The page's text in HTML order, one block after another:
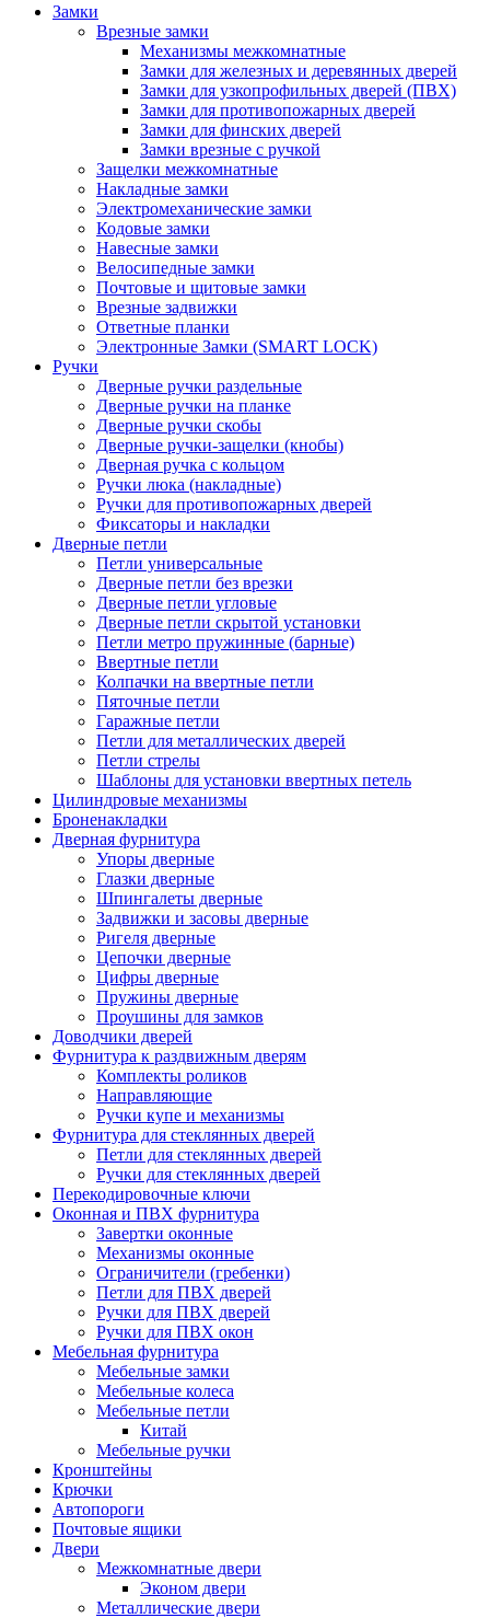
Замки
Врезные замки
Механизмы межкомнатные
Замки для железных и деревянных дверей
Замки для узкопрофильных дверей (ПВХ)
Замки для противопожарных дверей
Замки для финских дверей
Замки врезные с ручкой
Защелки межкомнатные
Накладные замки
Электромеханические замки
Кодовые замки
Навесные замки
Велосипедные замки
Почтовые и щитовые замки
Врезные задвижки
Ответные планки
Электронные Замки (SMART LOCK)
Ручки
Дверные ручки раздельные
Дверные ручки на планке
Дверные ручки скобы
Дверные ручки-защелки (кнобы)
Дверная ручка с кольцом
Ручки люка (накладные)
Ручки для противопожарных дверей
Фиксаторы и накладки
Дверные петли
Петли универсальные
Дверные петли без врезки
Дверные петли угловые
Дверные петли скрытой установки
Петли метро пружинные (барные)
Ввертные петли
Колпачки на ввертные петли
Пяточные петли
Гаражные петли
Петли для металлических дверей
Петли стрелы
Шаблоны для установки ввертных петель
Цилиндровые механизмы
Броненакладки
Дверная фурнитура
Упоры дверные
Глазки дверные
Шпингалеты дверные
Задвижки и засовы дверные
Ригеля дверные
Цепочки дверные
Цифры дверные
Пружины дверные
Проушины для замков
Доводчики дверей
Фурнитура к раздвижным дверям
Комплекты роликов
Направляющие
Ручки купе и механизмы
Фурнитура для стеклянных дверей
Петли для стеклянных дверей
Ручки для стеклянных дверей
Перекодировочные ключи
Оконная и ПВХ фурнитура
Завертки оконные
Механизмы оконные
Ограничители (гребенки)
Петли для ПВХ дверей
Ручки для ПВХ дверей
Ручки для ПВХ окон
Мебельная фурнитура
Мебельные замки
Мебельные колеса
Мебельные петли
Китай
Мебельные ручки
Кронштейны
Крючки
Автопороги
Почтовые ящики
Двери
Межкомнатные двери
Эконом двери
Металлические двери